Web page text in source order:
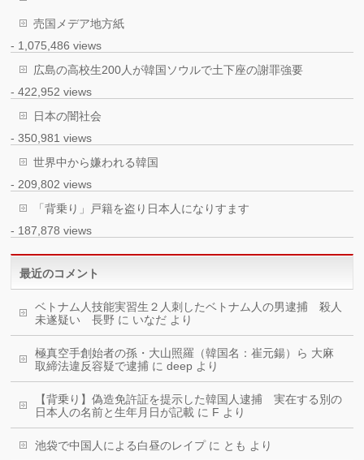
売国メデア地方紙
- 1,075,486 views
広島の高校生200人が韓国ソウルで土下座の謝罪強要
- 422,952 views
日本の闇社会
- 350,981 views
世界中から嫌われる韓国
- 209,802 views
「背乗り」戸籍を盗り日本人になりすます
- 187,878 views
最近のコメント
ベトナム人技能実習生２人刺したベトナム人の男逮捕 殺人
未遂疑い 長野 に いなだ より
極真空手創始者の孫・大山照羅（韓国名：崔元鍚）ら 大麻
取締法違反容疑で逮捕 にdeep より
【背乗り】偽造免許証を提示した韓国人逮捕 実在する別の
日本人の名前と生年月日が記載 に F より
池袋で中国人による白昼のレイプに とも より